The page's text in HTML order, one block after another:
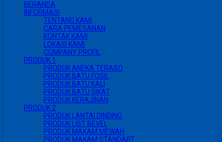
BERANDA
INFORMASI
TENTANG KAMI
CARA PEMESANAN
KONTAK KAMI
LOKASI KAMI
COMPANY PROFIL
PRODUK 1
PRODUK ANEKA TERASO
PRODUK BATU FOSIL
PRODUK BATU KALI
PRODUK BATU SIKAT
PRODUK KERAJINAN
PRODUK 2
PRODUK LANTAI DINDING
PRODUK LIST BEVEL
PRODUK MAKAM MEWAH
PRODUK MAKAM STANDART